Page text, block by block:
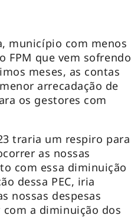
município com menos
FPM que vem sofrendo
meses, as contas
arrecadação de
os gestores com
traria um respiro para
as nossas
com essa diminuição
dessa PEC, iria
nossas despesas
a diminuição dos